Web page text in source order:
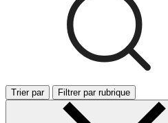
Trier par Filtrer par rubrique